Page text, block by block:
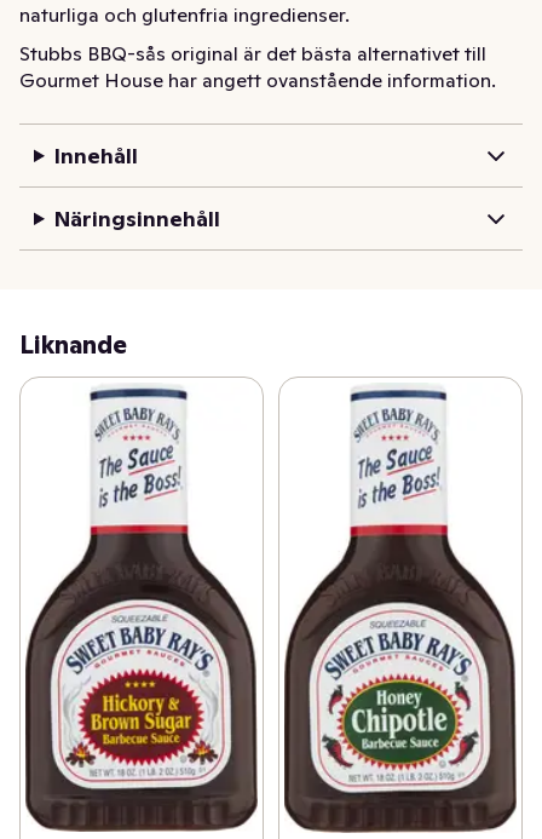
naturliga och glutenfria ingredienser.
Stubbs BBQ-sås original är det bästa alternativet till
alla grillkvällar i sommar. Syrlig tomat och söt melass är
naturliga och glutenfria ingredienser.
Gourmet House har angett ovanstående information.
Innehåll
Näringsinnehåll
Liknande